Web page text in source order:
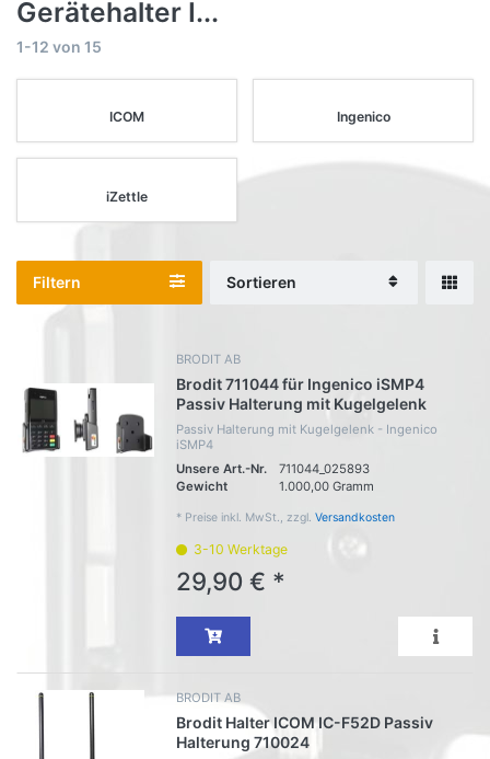
Gerätehalter I...
1-12 von 15
ICOM Ingenico
iZettle
Filtern Sortieren
BRODIT AB
Brodit 711044 für Ingenico iSMP4
Passiv Halterung mit Kugelgelenk
Passiv Halterung mit Kugelgelenk - Ingenico
iSMP4
Unsere Art.-Nr.
711044_025893
Gewicht
1.000,00 Gramm
* Preise inkl. MwSt., zzgl. Versandkosten
3-10 Werktage
29,90 € *
BRODIT AB
Brodit Halter ICOM IC-F52D Passiv
Halterung 710024